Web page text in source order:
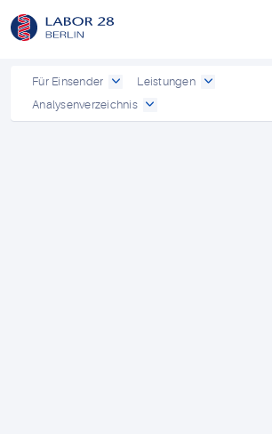
Für Einsender
Leistungen
Analysenverzeichnis